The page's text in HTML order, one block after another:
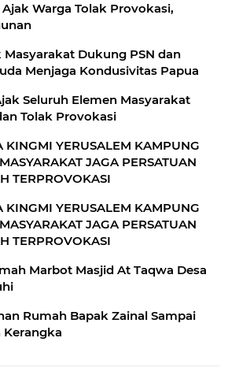
Warga Tolak Provokasi,
Masyarakat Dukung PSN dan
Menjaga Kondusivitas Papua
Seluruh Elemen Masyarakat
Tolak Provokasi
KINGMI YERUSALEM KAMPUNG
JAGA PERSATUAN
TERPROVOKASI
KINGMI YERUSALEM KAMPUNG
JAGA PERSATUAN
TERPROVOKASI
Marbot Masjid At Taqwa Desa
Rumah Bapak Zainal Sampai
Kerangka